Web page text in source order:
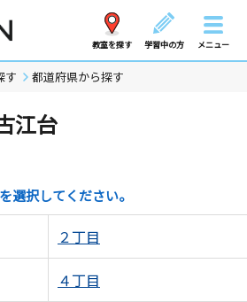
教室を探す 学習中の方 メニュー
す 都道府県から探す
江台
選択してください。
２丁目
４丁目